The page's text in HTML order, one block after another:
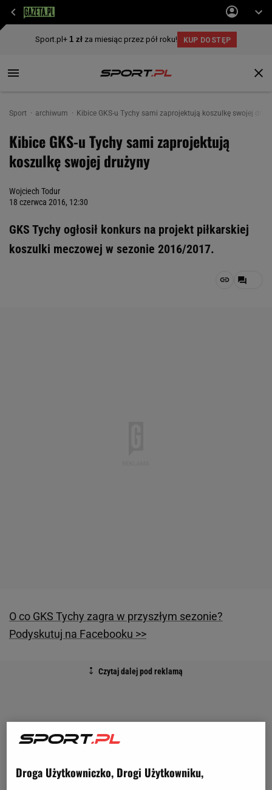
Sport archiwum Kibice GKS-u Tychy sami zaprojektują koszulkę swojej
Kibice GKS-u Tychy sami zaprojektują
koszulkę swojej drużyny
Wojciech Todur
18 czerwca 2016, 12:30
GKS Tychy ogłosił konkurs na projekt piłkarskiej
koszulki meczowej w sezonie 2016/2017.
O co GKS Tychy zagra w przyszłym sezonie?
Podyskutuj na Facebooku >>
Droga Użytkowniczko, Drogi Użytkowniku,